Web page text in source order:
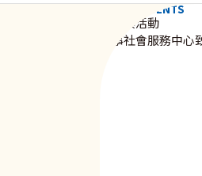
NEWS & EVENTS
資訊與活動
新事社會服務中